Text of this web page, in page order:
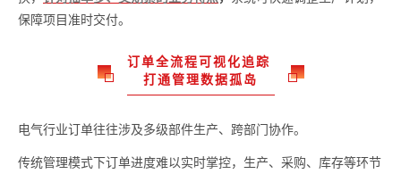
保障项目准时交付。
订单全流程可视化追踪
打通管理数据孤岛
电气行业订单往往涉及多级部件生产、跨部门协作。
传统管理模式下订单进度难以实时掌控，生产、采购、库存等环节